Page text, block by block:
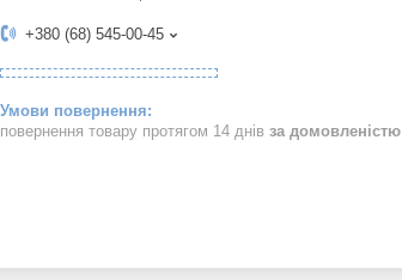
+380 (68) 545-00-45
повернення товару протягом 14 днів за домовленістю